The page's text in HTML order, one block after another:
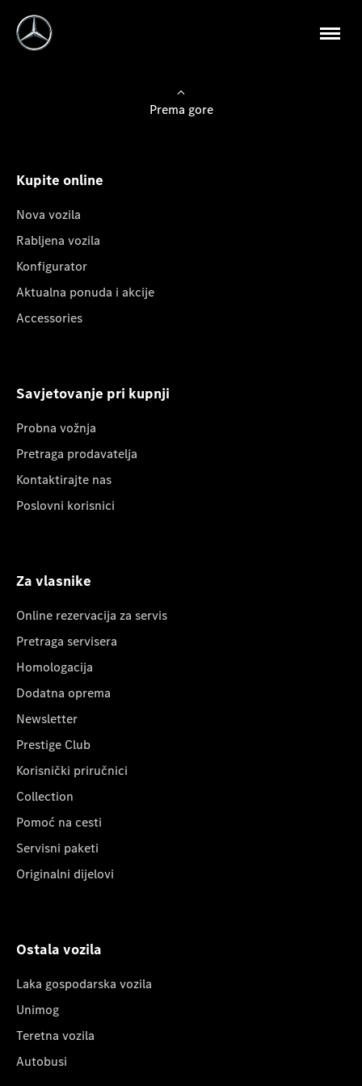
Prema gore
Kupite online
Nova vozila
Rabljena vozila
Konfigurator
Aktualna ponuda i akcije
Accessories
Savjetovanje pri kupnji
Probna vožnja
Pretraga prodavatelja
Kontaktirajte nas
Poslovni korisnici
Za vlasnike
Online rezervacija za servis
Pretraga servisera
Homologacija
Dodatna oprema
Newsletter
Prestige Club
Korisnički priručnici
Collection
Pomoć na cesti
Servisni paketi
Originalni dijelovi
Ostala vozila
Laka gospodarska vozila
Unimog
Teretna vozila
Autobusi